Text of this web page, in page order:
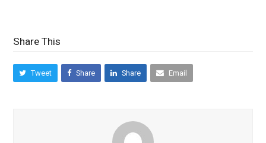
Share This
Tweet Share Share Email